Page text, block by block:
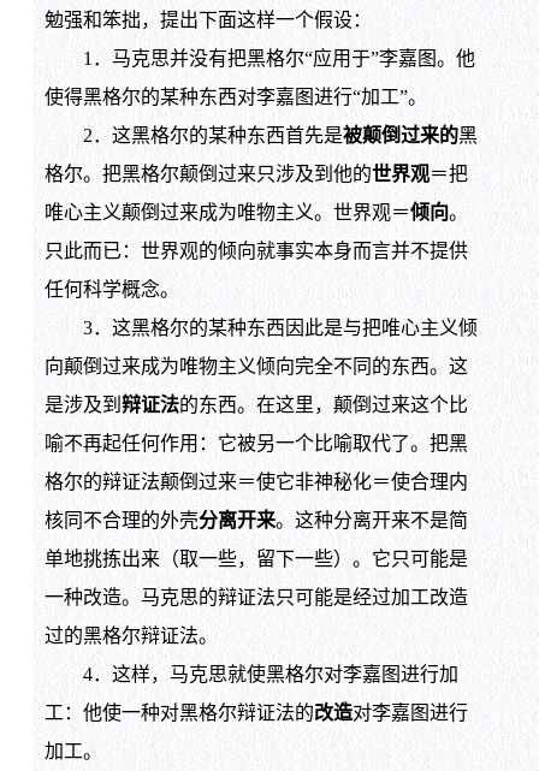
勉强和笨拙，提出下面这样一个假设：
1．马克思并没有把黑格尔“应用于”李嘉图。他
使得黑格尔的某种东西对李嘉图进行“加工”。
2．这黑格尔的某种东西首先是被颠倒过来的黑
格尔。把黑格尔颠倒过来只涉及到他的世界观＝把
唯心主义颠倒过来成为唯物主义。世界观＝倾向。
只此而已：世界观的倾向就事实本身而言并不提供
任何科学概念。
3．这黑格尔的某种东西因此是与把唯心主义倾
向颠倒过来成为唯物主义倾向完全不同的东西。这
是涉及到 辩证法的东西。在这里，颠倒过来这个比
喻不再起任何作用：它被另一个比喻取代了。把黑
格尔的辩证法颠倒过来＝使它非神秘化＝使合理内
核同不合理的外壳分离开来。这种分离开来不是简
单地挑拣出来（取一些，留下一些）。它只可能是
一种改造。马克思的辩证法只可能是经过加工改造
过的黑格尔辩证法。
4．这样，马克思就使黑格尔对李嘉图进行加
工：他使一种对黑格尔辩证法的改造对李嘉图进行
加工。